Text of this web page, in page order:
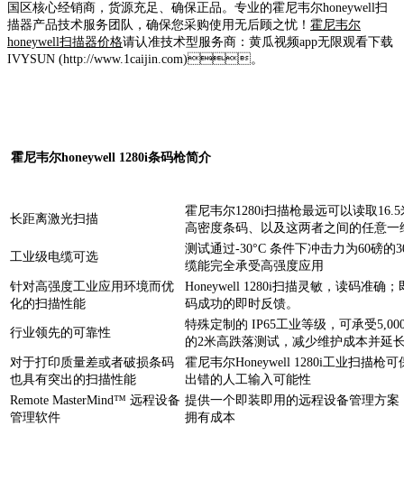
国区核心经销商，货源充足、确保正品。专业的霍尼韦尔honeywell扫
描器产品技术服务团队，确保您采购使用无后顾之忧！ 霍尼韦尔
honeywell扫描器价格请认准技术型服务商：黄瓜视频app无限观看下载
IVYSUN (http://www.1caijin.com)。
霍尼韦尔honeywell 1280i条码枪简介
长距离激光扫描
霍尼韦尔1280i扫描枪最远可以读取16.5
高密度条码、以及这两者之间的任意
工业级电缆可选
测试通过-30°C 条件下冲击力为60磅的
缆能完全承受高强度应用
针对高强度工业应用环境而优
化的扫描性能
Honeywell 1280i扫描灵敏，读码准确
码成功的即时反馈。
行业领先的可靠性
特殊定制的 IP65工业等级，可承受
的2米高跌落测试，减少维护成本并
对于打印质量差或者破损条码
也具有突出的扫描性能
霍尼韦尔Honeywell 1280i工业扫描枪可
出错的人工输入可能性
Remote MasterMind™ 远程设备
管理软件
提供一个即装即用的远程设备管理方案
拥有成本